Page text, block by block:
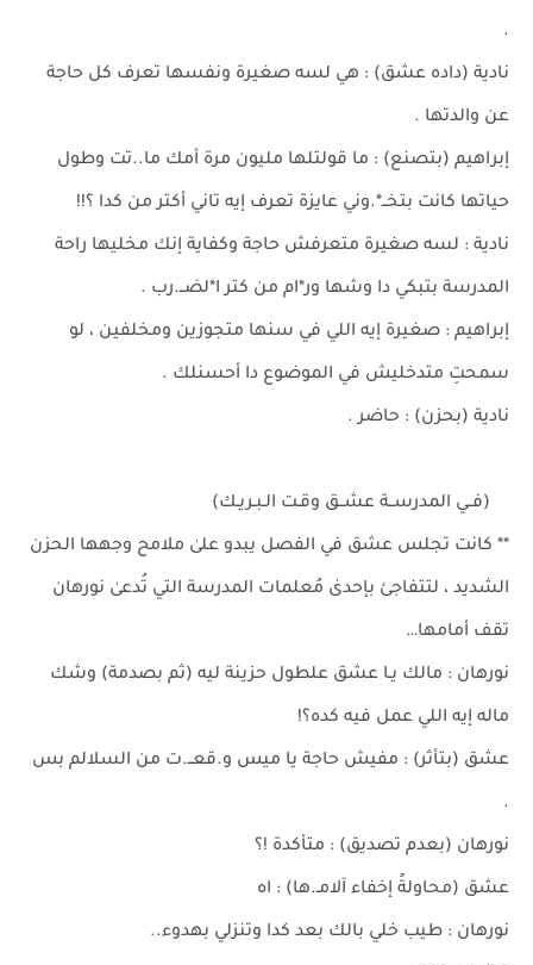
.
نادية (داده عشق) : هي لسه صغيرة ونفسها تعرف كل حاجة
عن والدتها .
إبراهيم (بتصنع) : ما قولتلها مليون مرة أمك ما..تت وطول
حياتها كانت بتخــ*.وني عايزة تعرف إيه تاني أكتر من كدا ؟!!
نادية : لسه صغيرة متعرفش حاجة وكفاية إنك مخليها راحة
المدرسة بتبكي دا وشها ور*ام من كتر ا*لضــ.رب .
إبراهيم : صغيرة إيه اللي في سنها متجوزين ومخلفين ، لو
سمحتِ متدخليش في الموضوع دا أحسنلك .
نادية (بحزن) : حاضر .
(فــي المدرســة عشــق وقـت الـبـريـك)
** كانت تجلس عشق في الفصل يبدو علىٰ ملامح وجهها الحزن
الشديد ، لتتفاجئ بإحدىٰ مُعلمات المدرسة التي تُدعىٰ نورهان
تقف أمامها…
نورهان : مالك يـا عشق علطول حزينة ليه (ثم بصدمة) وشك
ماله إيه اللي عمل فيه كده؟!
عشق (بتأثر) : مفيش حاجة يا ميس و.قعــ.ت من السلالم بس
.
نورهان (بعدم تصديق) : متأكدة !؟
عشق (محاولةً إخفاء آلامـ.ها) : اه
نورهان : طيب خلي بالك بعد كدا وتنزلي بهدوء..